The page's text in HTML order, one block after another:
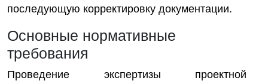
последующую корректировку документации.
Основные нормативные
требования
Проведение экспертизы проектной